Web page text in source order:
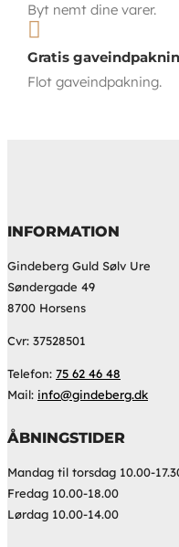
Byt nemt dine varer.

Gratis
Flot gaveindpakning.
INFORMATION
Gindeberg Guld Sølv Ure
Søndergade 49
8700 Horsens
Cvr: 37528501
Telefon: 75 62 46 48
Mail: info@gindeberg.dk
ÅBNINGSTIDER
Mandag til torsdag 10.00-
Fredag 10.00-18.00
Lørdag 10.00-14.00